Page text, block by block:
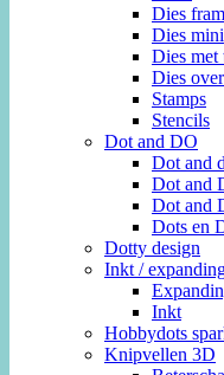
Dies
Dies mini
Dies met
Dies
Stamps
Stencils
Dot and DO
Dot and
Dot and
Dot and
Dots en
Dotty design
Inkt /
Inkt
Hobbydots
Knipvellen 3D